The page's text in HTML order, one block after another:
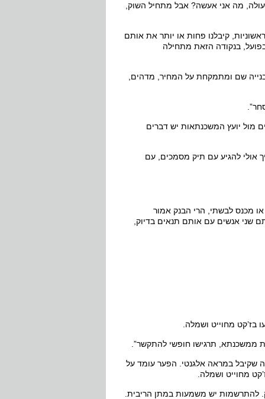
מה אני אעשה? אבל מתחיל השוק,
קיבלנו פחות או יותר את אותם
בנקודה הזאת מתחילה
שם ומתמקחת על המחיר, מדהים,
יועץ המשכנתאות יש דברים
אולי להגיע עם תיק מסמכים, עם
מכנס לבשתי, הרי הבנק אמור
שני אנשים עם אותם תנאים בדיוק,
בז’קט מחוייט ושמלה.
ממשכנתא, תרגישו חופשי להתקשר”.
שקיבל במראה אלגנטי. הפער עומד על
להתרשמות יש משמעות במתן הריבית.